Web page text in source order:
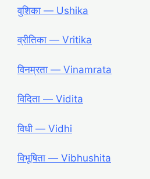
वुशिका ― Ushika
व्रीतिका ― Vritika
विनम्रता ― Vinamrata
विदिता ― Vidita
विधी ― Vidhi
विभूषिता ― Vibhushita